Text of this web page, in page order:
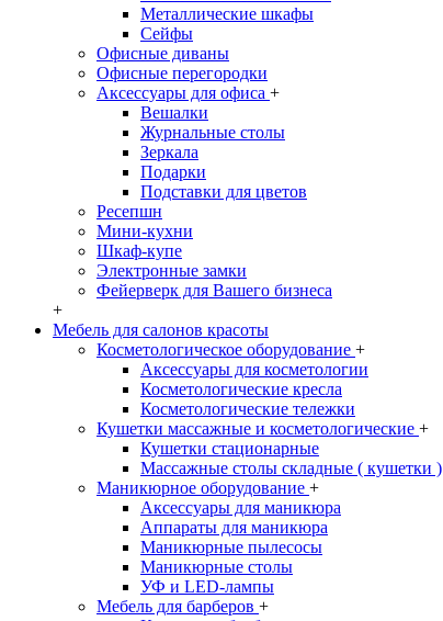
Металлические шкафы
Сейфы
Офисные диваны
Офисные перегородки
Аксессуары для офиса +
Вешалки
Журнальные столы
Зеркала
Подарки
Подставки для цветов
Ресепшн
Мини-кухни
Шкаф-купе
Электронные замки
Фейерверк для Вашего бизнеса
+
Мебель для салонов красоты
Косметологическое оборудование +
Аксессуары для косметологии
Косметологические кресла
Косметологические тележки
Кушетки массажные и косметологические +
Кушетки стационарные
Массажные столы складные ( кушетки )
Маникюрное оборудование +
Аксессуары для маникюра
Аппараты для маникюра
Маникюрные пылесосы
Маникюрные столы
УФ и LED-лампы
Мебель для барберов +